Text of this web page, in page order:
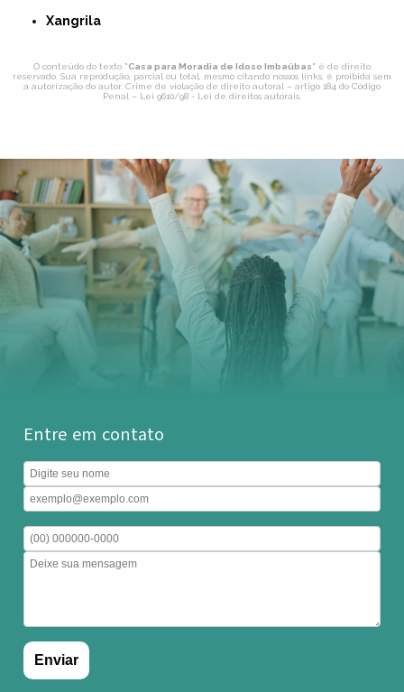
Xangrila
O conteúdo do texto "Casa para Moradia de Idoso Imbaúbas" é de direito
reservado. Sua reprodução, parcial ou total, mesmo citando nossos links, é proibida sem
a autorização do autor. Crime de violação de direito autoral – artigo 184 do Código
Penal – Lei 9610/98 - Lei de direitos autorais
Entre em contato